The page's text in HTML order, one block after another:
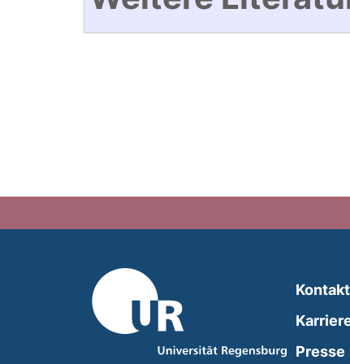
Kontakt
Presse